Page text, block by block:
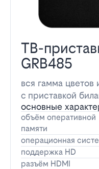
ТВ-
GRB485
вся гамма цветов
с приставкой
основные
объём оперативной
памяти
операционная
поддержка HD
разъём HDMI